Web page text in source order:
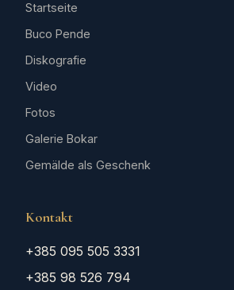
Startseite
Buco Pende
Diskografie
Video
Fotos
Galerie Bokar
Gemälde als Geschenk
Kontakt
+385 095 505 3331
+385 98 526 794